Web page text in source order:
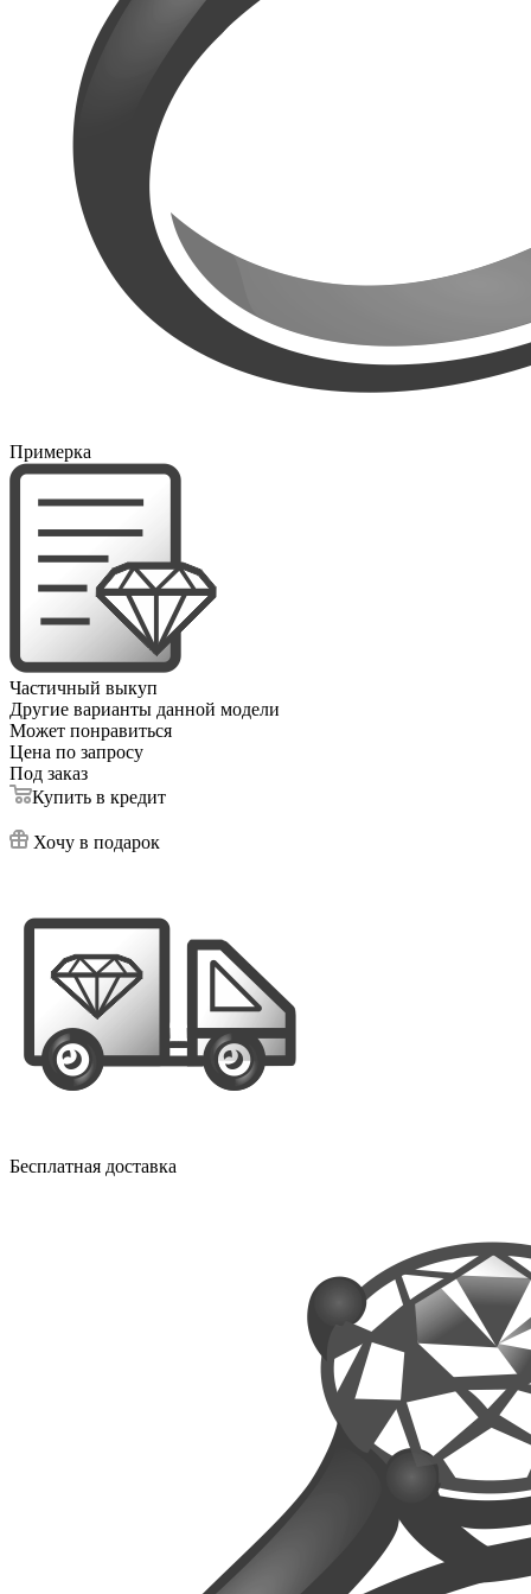
Примерка
Частичный выкуп
Другие варианты данной модели
Может понравиться
Цена по запросу
Под заказ
Купить в кредит
Хочу в подарок
Бесплатная доставка